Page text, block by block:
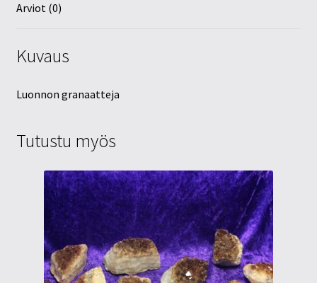
Arviot (0)
Kuvaus
Luonnon granaatteja
Tutustu myös